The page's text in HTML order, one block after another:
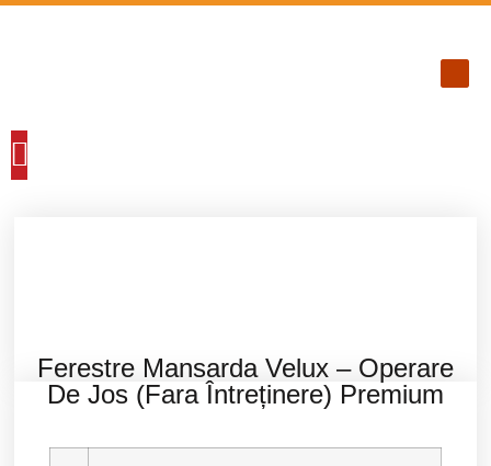
Ferestre Mansarda Velux – Operare
De Jos (fara Întreținere) Premium